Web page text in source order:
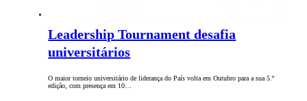
Leadership Tournament desafia
universitários
O maior torneio universitário de liderança do País volta em Outubro para a sua 5.º
edição, com presença em 10…